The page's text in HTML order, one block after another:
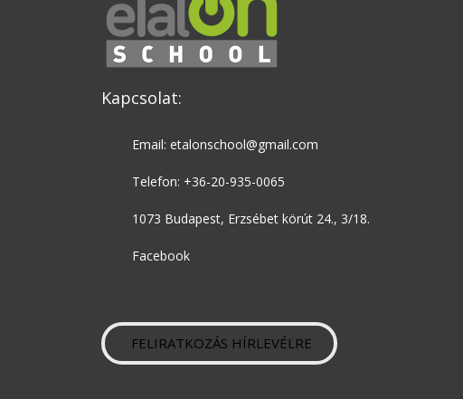
Kapcsolat:
Email: etalonschool@gmail.com
Telefon: +36-20-935-0065
1073 Budapest, Erzsébet körút 24., 3/18.
Facebook
FELIRATKOZÁS HÍRLEVÉLRE